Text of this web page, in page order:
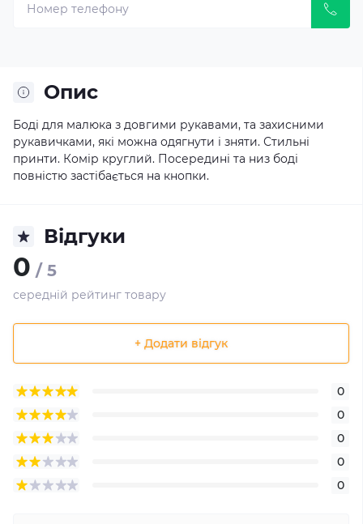
Опис
Боді для малюка з довгими рукавами, та захисними
рукавичками, які можна одягнути і зняти. Стильні
принти. Комір круглий. Посередині та низ боді
повністю застібається на кнопки.
Відгуки
0 / 5
середній рейтинг товару
+ Додати відгук
0
0
0
0
0